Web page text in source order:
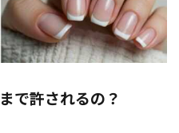
で許されるの？